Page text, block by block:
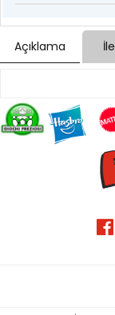
Açıklama